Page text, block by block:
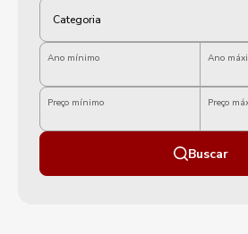
Ano mínimo Ano
Preço mínimo Preço
Buscar